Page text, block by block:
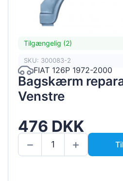
Tilgængelig (2)
SKU: 300083-2
FIAT 126P 1972-2000
Bagskærm
Venstre
476 DKK